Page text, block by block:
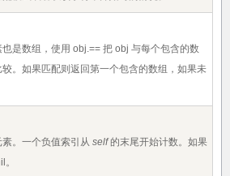
是数组，使用 obj.== 把 obj 与每个包含的数
。如果匹配则返回第一个包含的数组，如果未
。一个负值索引从 self的末尾开始计数。如果